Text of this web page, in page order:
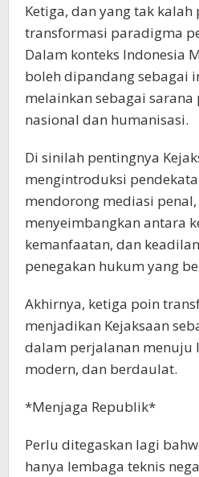
Ketiga, dan yang tak
transformasi paradigma
Dalam konteks Indonesia
boleh dipandang sebagai
melainkan sebagai
nasional dan humanisasi.
Di sinilah pentingnya
mengintroduksi
mendorong mediasi
menyeimbangkan antara
kemanfaatan, dan
penegakan hukum yang
Akhirnya, ketiga poin
menjadikan Kejaksaan
dalam perjalanan menuju
modern, dan berdaulat.
*Menjaga Republik*
Perlu ditegaskan lagi
hanya lembaga teknis